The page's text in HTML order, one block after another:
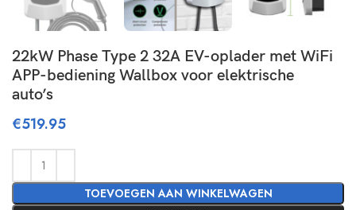
22kW Phase Type 2 32A EV-oplader met WiFi
APP-bediening Wallbox voor elektrische
auto’s
€519.95
TOEVOEGEN AAN WINKELWAGEN